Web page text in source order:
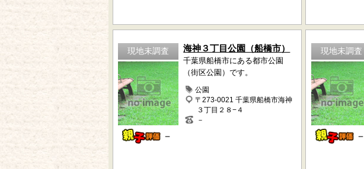
現地未調査
－
海神３丁目公園（船橋市）
千葉県船橋市にある都市公園
（街区公園）です。
公園
〒273-0021 千葉県船橋市海神
３丁目２８−４
－
現地未調査
－